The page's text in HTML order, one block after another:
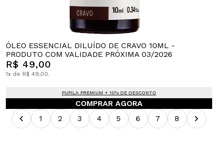
ÓLEO ESSENCIAL DILUÍDO DE CRAVO 10ML -
PRODUTO COM VALIDADE PRÓXIMA 03/2026
R$ 49,00
1x de R$ 49,00.
PUPILA PREMIUM + 10% DE DESCONTO
COMPRAR AGORA
1
2 3 4 5 6 7 8